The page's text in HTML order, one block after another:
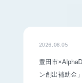
2026.08.05
豊田市
ン創出補助金